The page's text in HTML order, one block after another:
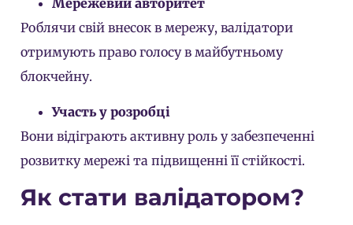
Роблячи свій внесок в мережу, валідатори
отримують право голосу в майбутньому
блокчейну.
Участь у розробці
Вони відіграють активну роль у забезпеченні
розвитку мережі та підвищенні її стійкості.
Як стати валідатором?